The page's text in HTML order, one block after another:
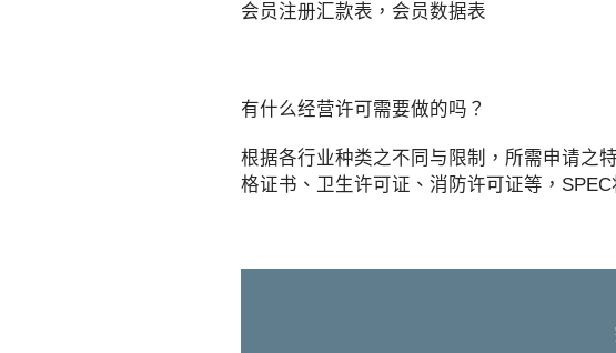
会员注册汇款表，会员数据表
有什么经营许可需要做的吗？
根据各行业种类之不同与限制，所需申请之
格证书、卫生许可证、消防许可证等，